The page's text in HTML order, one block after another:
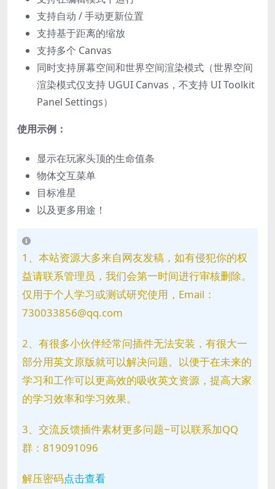
支持自动 / 手动更新位置
支持基于距离的缩放
支持多个 Canvas
同时支持屏幕空间和世界空间渲染模式（世界空间
渲染模式仅支持 UGUI Canvas，不支持 UI Toolkit
Panel Settings）
使用示例：
显示在玩家头顶的生命值条
物体交互菜单
目标准星
以及更多用途！
1、本站资源大多来自网友发稿，如有侵犯你的权
益请联系管理员，我们会第一时间进行审核删除。
仅用于个人学习或测试研究使用，Email：
730033856@qq.com
2、有很多小伙伴经常问插件无法安装，有很大一
部分用英文原版就可以解决问题。以便于在未来的
学习和工作可以更高效的吸收英文资源，提高大家
的学习效率和学习效果。
3、交流反馈插件素材更多问题~可以联系加QQ
群：819091096
解压密码点击查看